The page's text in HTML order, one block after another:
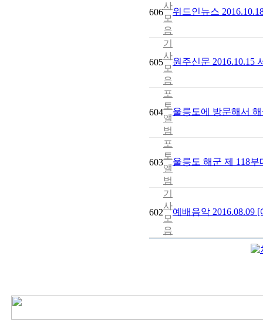
606
사
모
음
위드인뉴스
605
기
사
모
음
원주신문 2016.10.15
604
포
토
앨
범
울릉도에 방문해서
603
포
토
앨
범
울릉도 해군 제 118부
602
기
사
모
음
예배음악